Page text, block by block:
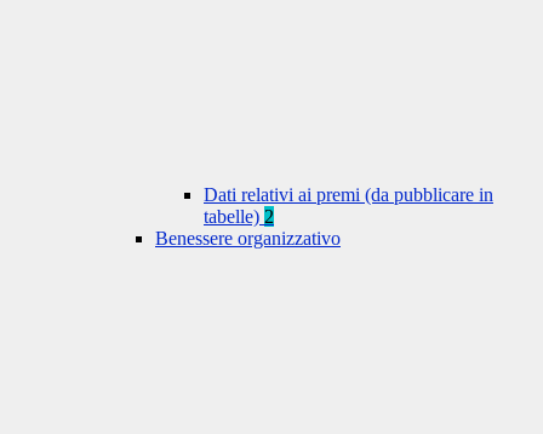
Dati relativi ai premi (da pubblicare in
tabelle) 2
Benessere organizzativo